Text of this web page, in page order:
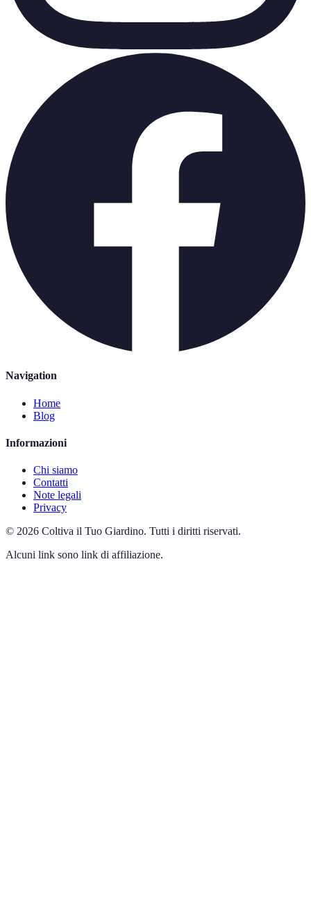
Navigation
Home
Blog
Informazioni
Chi siamo
Contatti
Note legali
Privacy
© 2026 Coltiva il Tuo Giardino. Tutti i diritti riservati.
Alcuni link sono link di affiliazione.